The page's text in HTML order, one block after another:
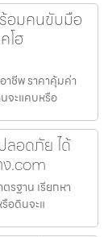
อมคนขับมือ
โฮ
ชีพ ราคาคุ้มค่า
จะแคบหรือ
ลอดภัย ได้
.com
รฐาน เรียกหา
อดินจะแ